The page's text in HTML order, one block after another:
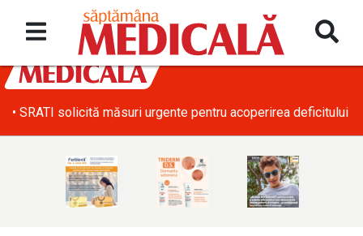
• SRATI solicită măsuri urgente pentru acoperirea deficitului